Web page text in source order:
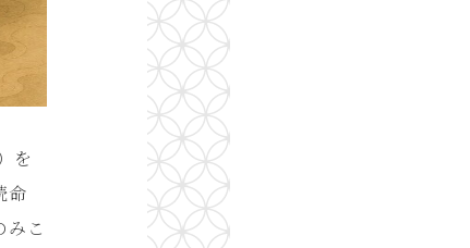
を
命
みこ